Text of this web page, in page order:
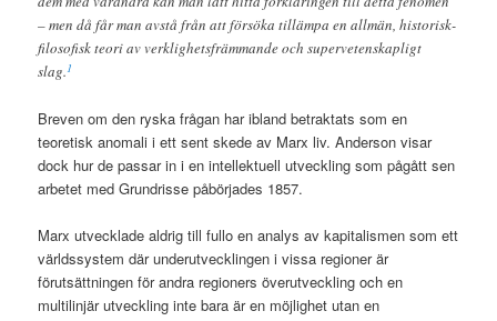
– men då får man avstå från att försöka tillämpa en allmän, historisk-
filosofisk teori av verklighetsfrämmande och supervetenskapligt
slag.1
Breven om den ryska frågan har ibland betraktats som en
teoretisk anomali i ett sent skede av Marx liv. Anderson visar
dock hur de passar in i en intellektuell utveckling som pågått sen
arbetet med Grundrisse påbörjades 1857.
Marx utvecklade aldrig till fullo en analys av kapitalismen som ett
världssystem där underutvecklingen i vissa regioner är
förutsättningen för andra regioners överutveckling och en
multilinjär utveckling inte bara är en möjlighet utan en